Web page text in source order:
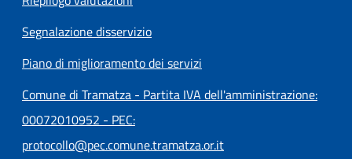
Segnalazione disservizio
Piano di miglioramento dei servizi
Comune di Tramatza - Partita IVA dell'amministrazione:
00072010952 - PEC:
protocollo@pec.comune.tramatza.or.it